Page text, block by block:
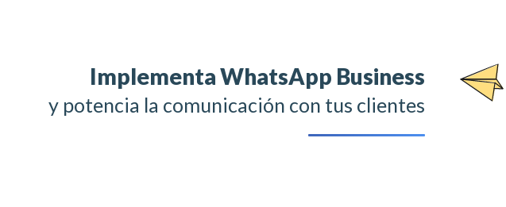
Implementa WhatsApp Business
y potencia la comunicación con tus clientes